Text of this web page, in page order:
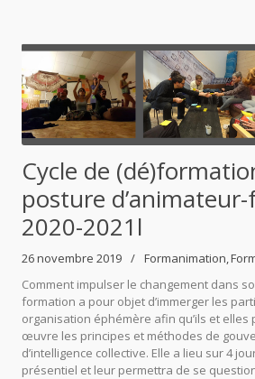
Cycle de
posture
2020-2021l
26 novembre 2019 Formanimation
Comment impulser le changement dans
formation a pour objet d’immerger les
organisation éphémère afin qu’ils et elles
œuvre les principes et méthodes de
d’intelligence collective. Elle a lieu sur 4
présentiel et leur permettra de se